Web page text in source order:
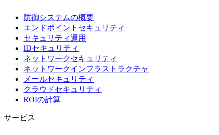
防御システムの概要
エンドポイントセキュリティ
セキュリティ運用
IDセキュリティ
ネットワークセキュリティ
ネットワークインフラストラクチャ
メールセキュリティ
クラウドセキュリティ
ROIの計算
サービス